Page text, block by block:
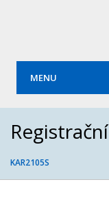
MENU
KAR2105S